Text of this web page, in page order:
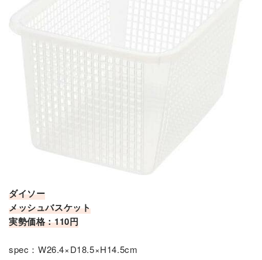
ダイソー
メッシュバスケット
実勢価格：110円
spec：W26.4×D18.5×H14.5cm